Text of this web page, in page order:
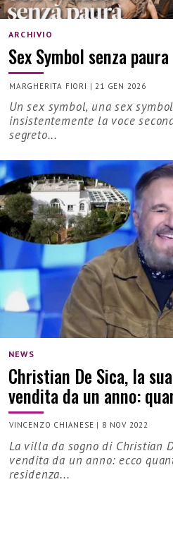
ARCHIVIO
Sex Symbol senza paura
MARGHERITA FIORI | 21 GEN 2026
Un sex symbol, una sex
insistentemente la voce
segreto...
NEWS
Christian De Sica, la
vendita da un anno:
VINCENZO CHIANESE | 8 NOV 2022
La villa da sogno di Christian
vendita da un anno: ecco
residenza...